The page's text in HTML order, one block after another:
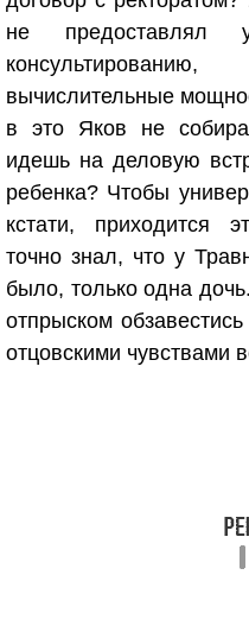
не предоставлял
вычислительные
в это Яков не
идешь на деловую
ребенка? Чтобы
кстати, приходится
точно знал, что у
было, только одна
отпрыском
отцовскими чувствами